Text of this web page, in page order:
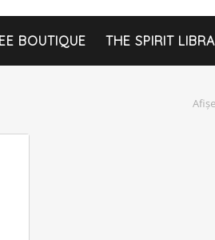
BOUTIQUE THE SPIRIT